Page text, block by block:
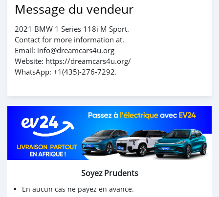
Message du vendeur
2021 BMW 1 Series 118i M Sport.
Contact for more information at.
Email: info@dreamcars4u.org
Website: https://dreamcars4u.org/
WhatsApp: +1(435)-276-7292.
Soyez Prudents
En aucun cas ne payez en avance.